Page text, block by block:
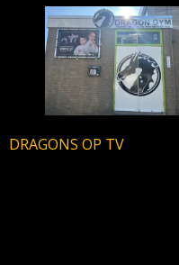
DRAGONS OP TV